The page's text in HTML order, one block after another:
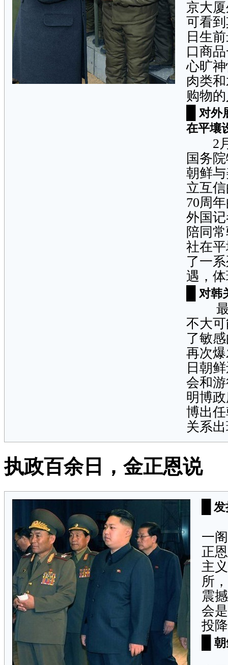
京大
可看
日生
口商
心旷
肉类
购物
对外
在平壤
2月
国务
朝鲜
立互
70周
外国
陪同
社在
了一
遇，
对韩
最近
不大
了敏
再次
日朝
会和
明博
博出
关系
执政百余日，金正恩说
发
一
正
主
所
震
会
投